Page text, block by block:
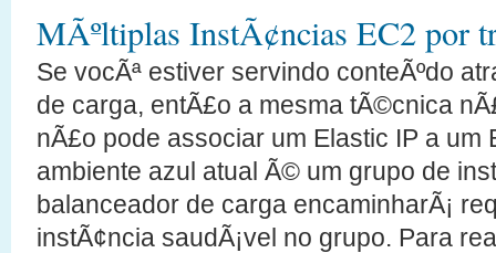
MÃºltiplas InstÃ¢ncias EC2 por
Se vocÃª estiver servindo conteÃºdo
de carga, entÃ£o a mesma tÃ©cnica
nÃ£o pode associar um Elastic IP a um
ambiente azul atual Ã© um grupo de
balanceador de carga encaminharÃ¡
instÃ¢ncia saudÃ¡vel no grupo. Para